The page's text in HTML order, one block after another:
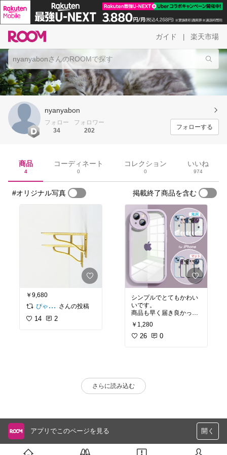
ガイド 楽天市場
nyanyabon
フォロー
34
フォロワー
202
フォローする
商品
4
コーディネート
0
コレクション
0
いいね
974
#オリジナル写真 掲載終了商品を含む
￥9,680
ぴゃ子⋈ @pyako__home
さんの投稿
14 2
シンプルでとてもかわい
いです。
商品も早く届き良かった
です。
￥1,280
26 0
さらに読み込む
アプリでこのページを見る 開く